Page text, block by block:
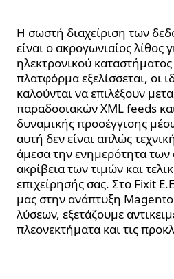
Η σωστή διαχείριση των
είναι ο ακρογωνιαίος λίθος
ηλεκτρονικού
πλατφόρμα εξελίσσεται, οι
καλούνται να επιλέξουν
παραδοσιακών XML feeds
δυναμικής προσέγγισης
αυτή δεν είναι απλώς
άμεσα την ενημερότητα
ακρίβεια των τιμών και
επιχείρησής σας. Στο Fixit
μας στην ανάπτυξη
λύσεων, εξετάζουμε
πλεονεκτήματα και τις